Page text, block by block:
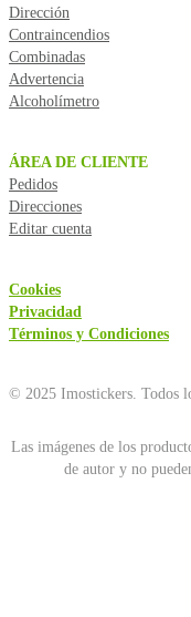
Dirección
Contraincendios
Combinadas
Advertencia
Alcoholímetro
ÁREA DE CLIENTE
Pedidos
Direcciones
Editar cuenta
Cookies
Privacidad
Términos y Condiciones
© 2025 Imostickers. Todos
Las imágenes de los
de autor y no